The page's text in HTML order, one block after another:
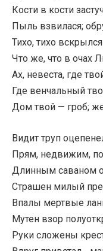
Кости в кости
Пыль взвилася;
Тихо, тихо
Что же, что в очах
Ах, невеста, где
Где венчальный
Дом твой — гроб;
Видит труп
Прям, недвижим,
Длинным саваном
Страшен милый
Впалы мертвые
Мутен взор
Руки сложены